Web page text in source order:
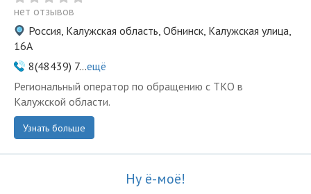
нет отзывов
Россия, Калужская область, Обнинск, Калужская улица,
16А
8(48439) 7...ещё
Региональный оператор по обращению с ТКО в
Калужской области.
Узнать больше
Ну ё-моё!